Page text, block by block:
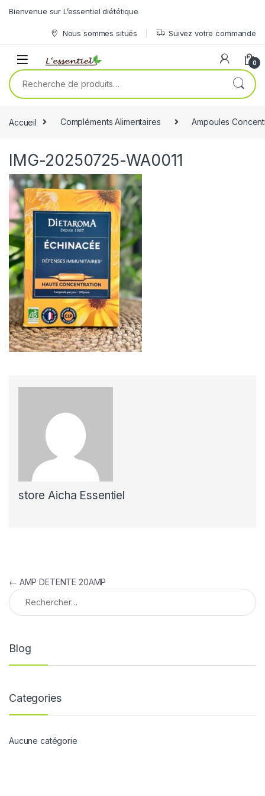
Skip to navigation
Bienvenue sur L’essentiel diététique
Nous sommes situés Suivez votre commande
0
Recherche pour :
Accueil Compléments Alimentaires Ampoules
IMG-20250725-WA0011
store Aicha Essentiel
Navigation de l’article
← AMP DETENTE 20AMP
Rechercher :
Blog
Categories
Aucune catégorie